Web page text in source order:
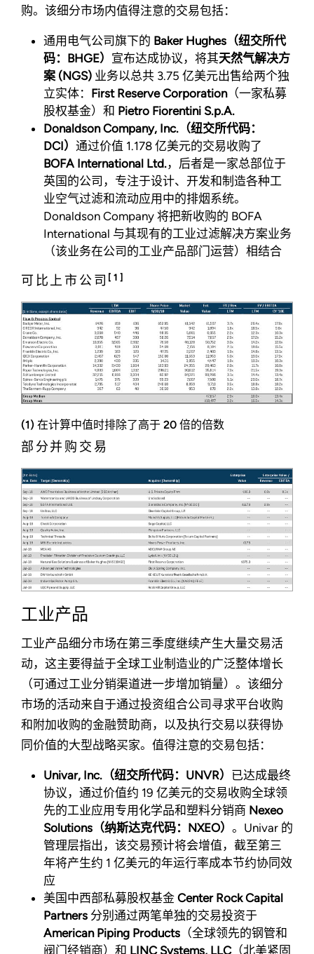
购。该细分市场内值得注意的交易包括：
通用电气公司旗下的 Baker Hughes（纽交所代
码：BHGE） 宣布达成协议，将其天然气解决方
案 (NGS) 业务以总共 3.75 亿美元出售给两个独
立实体： First Reserve Corporation（一家私募
股权基金）和 Pietro Fiorentini S.p.A.
Donaldson Company, Inc.（纽交所代码：
DCI） 通过价值 1.178 亿美元的交易收购了
BOFA International Ltd.，后者是一家总部位于
英国的公司，专注于设计、开发和制造各种工
业空气过滤和流动应用中的排烟系统。
Donaldson Company 将把新收购的 BOFA
International 与其现有的工业过滤解决方案业务
（该业务在公司的工业产品部门运营）相结合
可比上市公司 [1]
(1) 在计算中值时排除了高于 20 倍的倍数
部分并购交易
工业产品
工业产品细分市场在第三季度继续产生大量交易活
动，这主要得益于全球工业制造业的广泛整体增长
（可通过工业分销渠道进一步增加销量）。该细分
市场的活动来自于通过投资组合公司寻求平台收购
和附加收购的金融赞助商，以及执行交易以获得协
同价值的大型战略买家。值得注意的交易包括：
Univar, Inc.（纽交所代码：UNVR） 已达成最终
协议，通过价值约 19 亿美元的交易收购全球领
先的工业应用专用化学品和塑料分销商 Nexeo
Solutions（纳斯达克代码：NXEO） 。Univar 的
管理层指出，该交易预计将会增值，截至第三
年将产生约 1 亿美元的年运行率成本节约协同效
应
美国中西部私募股权基金 Center Rock Capital
Partners 分别通过两笔单独的交易投资于
American Piping Products （全球领先的钢管和
阀门经销商）和 LINC Systems, LLC（北美紧固